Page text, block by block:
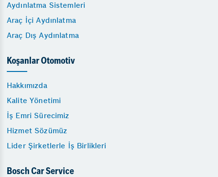
Aydınlatma Sistemleri
Araç İçi Aydınlatma
Araç Dış Aydınlatma
Koşanlar Otomotiv
Hakkımızda
Kalite Yönetimi
İş Emri Sürecimiz
Hizmet Sözümüz
Lider Şirketlerle İş Birlikleri
Bosch Car Service